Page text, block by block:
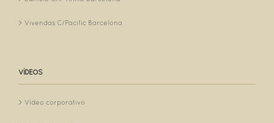
Vivendas C/Pacific Barcelona
VÍDEOS
Vídeo corporativo